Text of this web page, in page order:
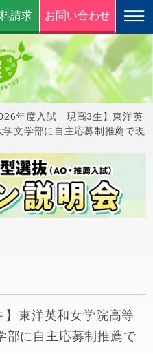
請求 お問い合わせ
年度入試 現高3生】東洋英
文学部に自主応募制推薦で現
東洋英和女学院高等
部に自主応募制推薦で